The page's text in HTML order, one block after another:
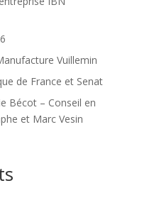
Vuillemin
de France et Senat
Bécot – Conseil en
et Marc Vesin